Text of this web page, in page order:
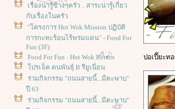
เรื่องน่ารู้ข้างๆครัว .. สาระน่ารู้เกี่ยว
กับเรื่องในครัว
"โครงการ Hot Wok Mission ปฏิบัติ
การกะทะร้อนไร้พรมแดน" - Food For
Fun (3F)
Food For Fun : Hot Wok Return
ปรเจ็ค คนพันธุ์ B รียูเนี่ยน
ร่วมกิจกรรม "ถนนสายนี้...มีตะพาบ"
ปี 63
ร่วมกิจกรรม "ถนนสายนี้...มีตะพาบ"
ปอเปี๊ยะท